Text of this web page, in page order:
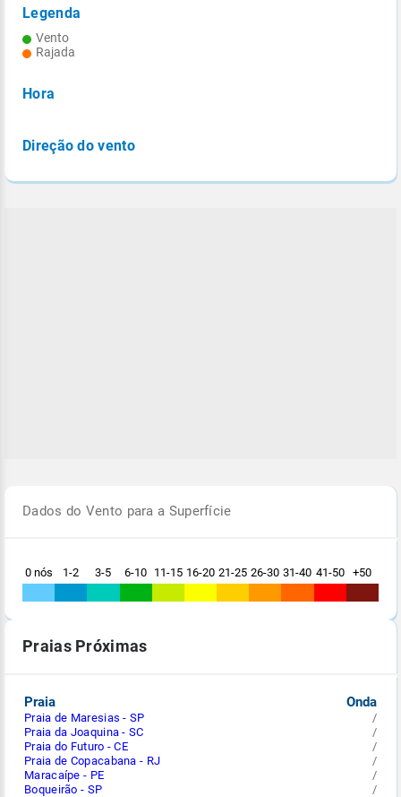
Legenda
Vento
Rajada
Hora
Direção do vento
Dados do Vento para a Superfície
0 nós 1-2 3-5 6-10 11-15 16-20 21-25 26-30 31-40 41-50 +50
Praias Próximas
Praia Onda
Praia de Maresias - SP
/
Praia da Joaquina - SC
/
Praia do Futuro - CE
/
Praia de Copacabana - RJ
/
Maracaípe - PE
/
Boqueirão - SP
/